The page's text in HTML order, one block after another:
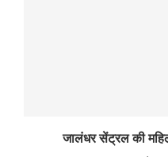
जालंधर सेंट्रल की